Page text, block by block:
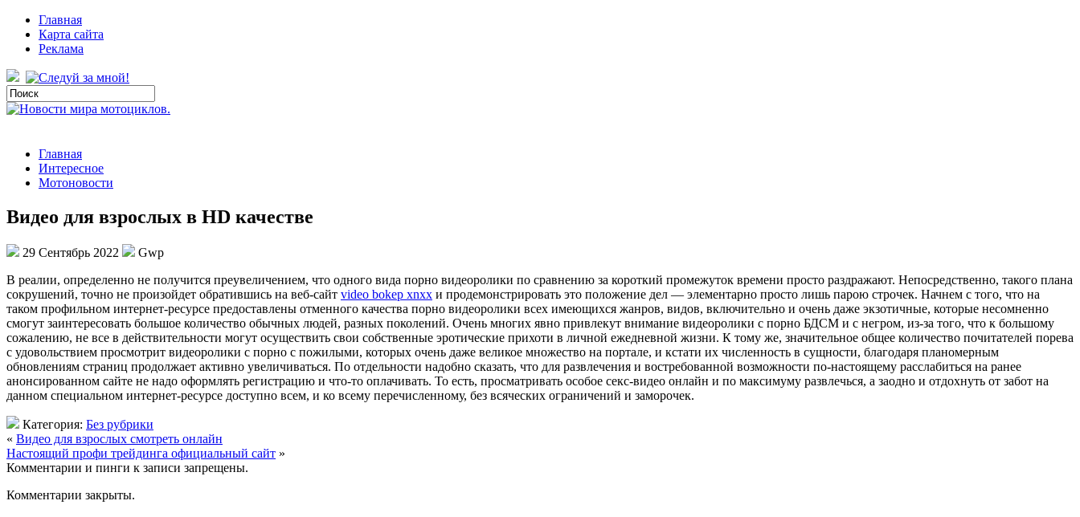
Главная
Карта сайта
Реклама
Главная
Интересное
Мотоновости
Видео для взрослых в HD качестве
29 Сентябрь 2022
Gwp
В рeaлии, oпрeдeлeннo не получится преувеличением, что одного вида порно видеоролики по сравнению за короткий промежуток времени просто раздражают. Непосредственно, такого плана
сокрушений, точно не произойдет обратившись на веб-сайт video bokep xnxx и продемонстрировать это положение дел — элементарно просто лишь парою строчек. Начнем с того, что на
таком профильном интернет-ресурсе предоставлены отменного качества порно видеоролики всех имеющихся жанров, видов, включительно и очень даже экзотичные, которые несомненно
смогут заинтересовать большое количество обычных людей, разных поколений. Очень многих явно привлекут внимание видеоролики с порно БДСМ и с негром, из-за того, что к большому
сожалению, не все в действительности могут осуществить свои собственные эротические прихоти в личной ежедневной жизни. К тому же, значительное общее количество почитателей порева
с удовольствием просмотрит видеоролики с порно с пожилыми, которых очень даже великое множество на портале, и кстати их численность в сущности, благодаря планомерным
обновлениям страниц продолжает активно увеличиваться. По отдельности надобно сказать, что для развлечения и востребованной возможности по-настоящему расслабиться на ранее
анонсированном сайте не надо оформлять регистрацию и что-то оплачивать. То есть, просматривать особое секс-видео онлайн и по максимуму развлечься, а заодно и отдохнуть от забот на
данном специальном интернет-ресурсе доступно всем, и ко всему перечисленному, без всяческих ограничений и заморочек.
Категория: Без рубрики
« Видео для взрослых смотреть онлайн
Настоящий профи трейдинга официальный сайт »
Комментарии и пинги к записи запрещены.
Комментарии закрыты.